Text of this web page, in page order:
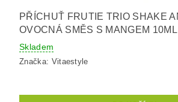
PŘÍCHUŤ FRUTIE TRIO SHAKE
OVOCNÁ SMĚS S MANGEM 10ML
Skladem
Značka: Vitaestyle